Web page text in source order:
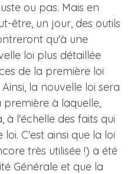
ou pas. Mais en
être, un jour, des outils
qu'à une
loi plus détaillée
de la première loi
la nouvelle loi sera
à laquelle,
à l'échelle des faits qui
C'est ainsi que la loi
très utilisée !) a été
Générale et que la